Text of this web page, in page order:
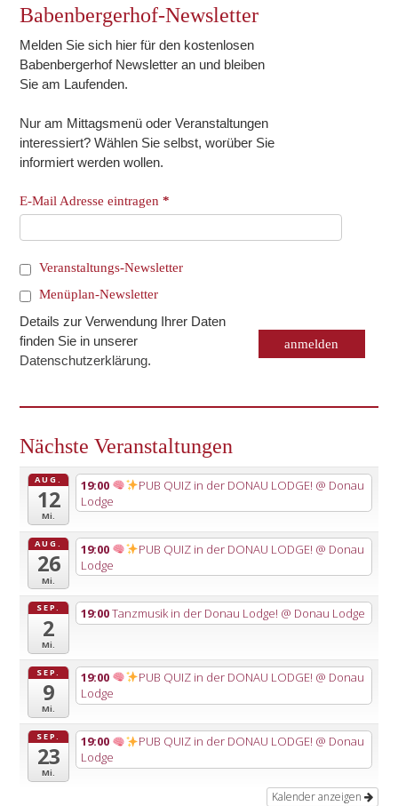
Babenbergerhof-Newsletter
Melden Sie sich hier für den kostenlosen
Babenbergerhof Newsletter an und bleiben
Sie am Laufenden.
Nur am Mittagsmenü oder Veranstaltungen
interessiert? Wählen Sie selbst, worüber Sie
informiert werden wollen.
E-Mail Adresse eintragen*
Veranstaltungs-Newsletter
Menüplan-Newsletter
Details zur Verwendung Ihrer Daten
finden Sie in unserer
Datenschutzerklärung.
Nächste Veranstaltungen
AUG.
12
Mi.
19:00 PUB QUIZ in der DONAU LODGE! @ Donau
Lodge
AUG.
26
Mi.
19:00 PUB QUIZ in der DONAU LODGE! @ Donau
Lodge
SEP.
2
Mi.
19:00Tanzmusik in der Donau Lodge! @ Donau Lodge
SEP.
9
Mi.
19:00 PUB QUIZ in der DONAU LODGE! @ Donau
Lodge
SEP.
23
Mi.
19:00 PUB QUIZ in der DONAU LODGE! @ Donau
Lodge
Kalender anzeigen